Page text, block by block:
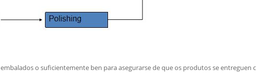
o suficientemente ben para asegurarse de que os produtos se entreguen